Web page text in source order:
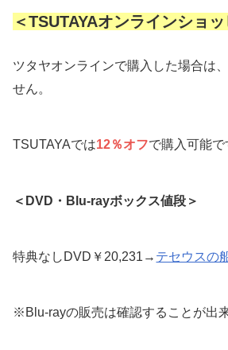
＜TSUTAYAオンラインショ
ツタヤオンラインで購入した場合は
せん。
TSUTAYAでは12％オフで購入可能で
＜DVD・Blu-rayボックス値段＞
特典なしDVD￥20,231→ テセウスの
※Blu-rayの販売は確認することが出